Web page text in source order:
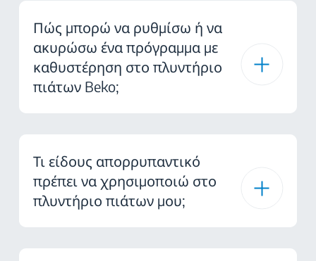
Πώς μπορώ να ρυθμίσω ή να
ακυρώσω ένα πρόγραμμα με
καθυστέρηση στο πλυντήριο
πιάτων Beko;
Τι είδους απορρυπαντικό
πρέπει να χρησιμοποιώ στο
πλυντήριο πιάτων μου;